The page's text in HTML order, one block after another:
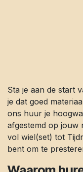
Sta je aan de start
je dat goed
ons huur je
afgestemd op jouw
vol wiel(set) tot
bent om te